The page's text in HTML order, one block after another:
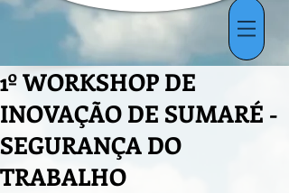
1º WORKSHOP DE
INOVAÇÃO DE SUMARÉ -
SEGURANÇA DO
TRABALHO